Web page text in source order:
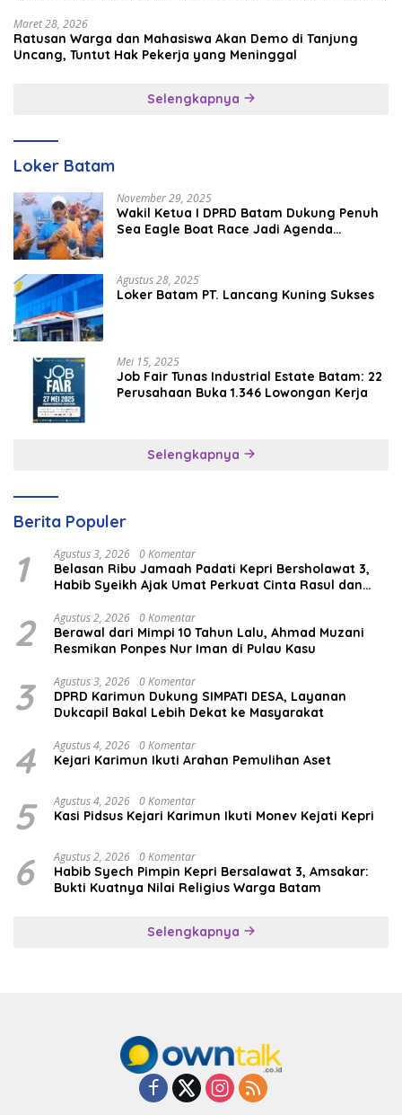
Maret 28, 2026
Ratusan Warga dan Mahasiswa Akan Demo di Tanjung
Uncang, Tuntut Hak Pekerja yang Meninggal
Selengkapnya
Loker Batam
November 29, 2025
Wakil Ketua I DPRD Batam Dukung Penuh
Sea Eagle Boat Race Jadi Agenda
Agustus 28, 2025
Loker Batam PT. Lancang Kuning Sukses
Mei 15, 2025
Job Fair Tunas Industrial Estate Batam: 22
Perusahaan Buka 1.346 Lowongan Kerja
Selengkapnya
Berita Populer
1 Agustus 3, 2026 0 Komentar
Belasan Ribu Jamaah Padati Kepri Bersholawat 3,
Habib Syeikh Ajak Umat Perkuat Cinta Rasul dan
2 Agustus 2, 2026 0 Komentar
Berawal dari Mimpi 10 Tahun Lalu, Ahmad Muzani
Resmikan Ponpes Nur Iman di Pulau Kasu
3 Agustus 3, 2026 0 Komentar
DPRD Karimun Dukung SIMPATI DESA, Layanan
Dukcapil Bakal Lebih Dekat ke Masyarakat
4 Agustus 4, 2026 0 Komentar
Kejari Karimun Ikuti Arahan Pemulihan Aset
5 Agustus 4, 2026 0 Komentar
Kasi Pidsus Kejari Karimun Ikuti Monev Kejati Kepri
6 Agustus 2, 2026 0 Komentar
Habib Syech Pimpin Kepri Bersalawat 3, Amsakar:
Bukti Kuatnya Nilai Religius Warga Batam
Selengkapnya